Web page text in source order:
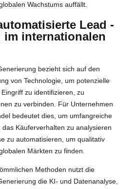
Wachstums auffällt.
Lead -
im internationalen
bezieht sich auf den
von Technologie, um potenzielle
zu identifizieren, zu
zu verbinden. Für Unternehmen
bedeutet dies, um umfangreiche
Käuferverhalten zu analysieren
zu automatisieren, um qualitativ
Märkten zu finden.
Methoden nutzt die
die KI- und Datenanalyse,